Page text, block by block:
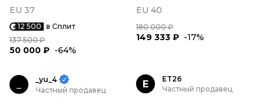
EU 37
12 500 в Сплит
137 500 ₽
50 000 ₽ -64%
EU 40
180 000 ₽
149 333 ₽ -17%
_yu_4
Частный продавец
E
ET26
Частный продавец